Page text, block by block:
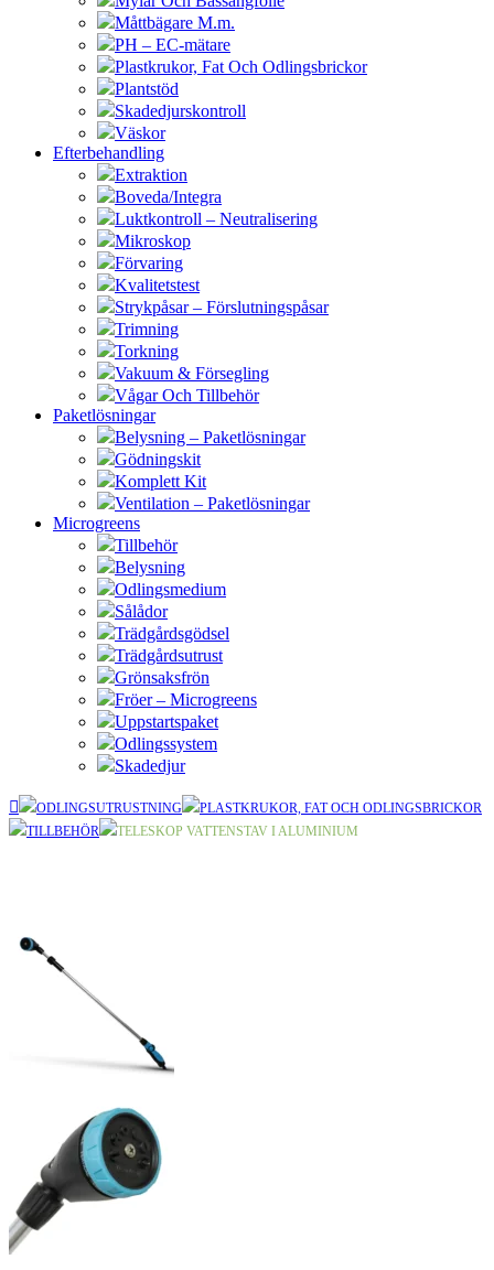
Måttbägare M.m.
PH – EC-mätare
Plastkrukor, Fat Och Odlingsbrickor
Plantstöd
Skadedjurskontroll
Väskor
Efterbehandling
Extraktion
Boveda/Integra
Luktkontroll – Neutralisering
Mikroskop
Förvaring
Kvalitetstest
Strykpåsar – Förslutningspåsar
Trimning
Torkning
Vakuum & Försegling
Vågar Och Tillbehör
Paketlösningar
Belysning – Paketlösningar
Gödningskit
Komplett Kit
Ventilation – Paketlösningar
Microgreens
Tillbehör
Belysning
Odlingsmedium
Sålådor
Trädgårdsgödsel
Trädgårdsutrust
Grönsaksfrön
Fröer – Microgreens
Uppstartspaket
Odlingssystem
Skadedjur
ODLINGSUTRUSTNING
PLASTKRUKOR, FAT OCH ODLINGSBRICKOR
TILLBEHÖR
TELESKOP VATTENSTAV I ALUMINIUM